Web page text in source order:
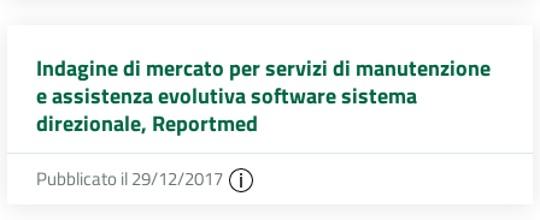
Indagine di mercato per servizi di manutenzione
e assistenza evolutiva software sistema
direzionale, Reportmed
Pubblicato il 29/12/2017